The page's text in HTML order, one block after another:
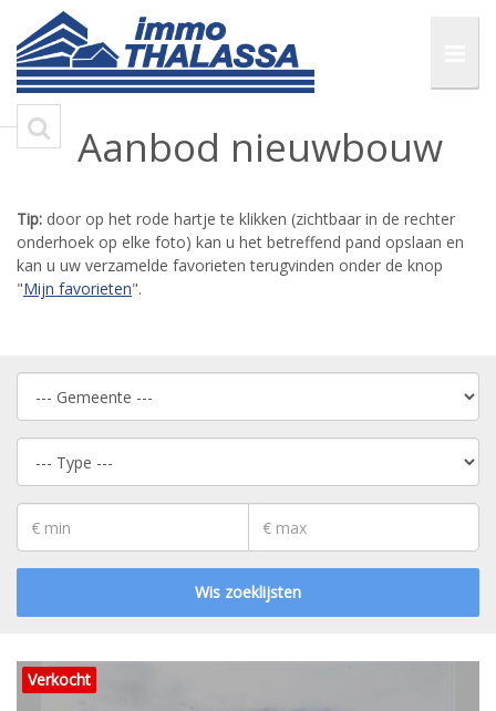
Aanbod nieuwbouw
Tip: door op het rode hartje te klikken (zichtbaar in de rechter
onderhoek op elke foto) kan u het betreffend pand opslaan en
kan u uw verzamelde favorieten terugvinden onder de knop
"Mijn favorieten".
Wis zoeklijsten
Verkocht